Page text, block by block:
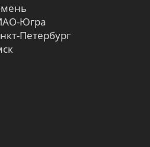
Югра
Петербург